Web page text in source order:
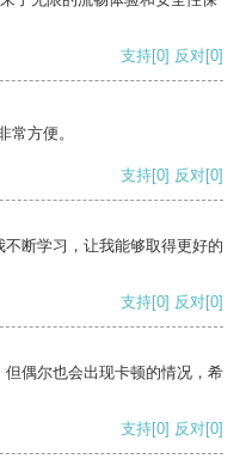
支持[0] 反对[0]
常方便。
支持[0] 反对[0]
断学习，让我能够取得更好的
支持[0] 反对[0]
偶尔也会出现卡顿的情况，希
支持[0] 反对[0]